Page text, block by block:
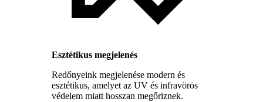
Esztétikus megjelenés
Redőnyeink megjelenése modern és
esztétikus, amelyet az UV és infravörös
védelem miatt hosszan megőriznek.